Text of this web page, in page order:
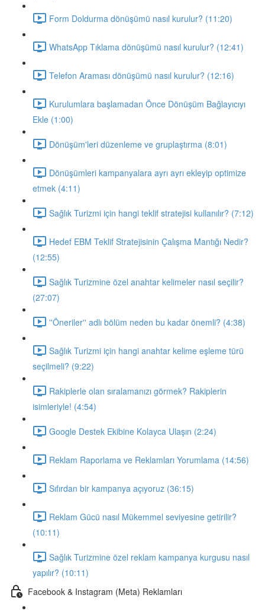
Form Doldurma dönüşümü nasıl kurulur? (11:20)
WhatsApp Tıklama dönüşümü nasıl kurulur? (12:41)
Telefon Araması dönüşümü nasıl kurulur? (12:16)
Kurulumlara başlamadan Önce Dönüşüm Bağlayıcıyı
Ekle (1:00)
Dönüşüm'leri düzenleme ve gruplaştırma (8:01)
Dönüşümleri kampanyalara ayrı ayrı ekleyip optimize
etmek (4:11)
Sağlık Turizmi için hangi teklif stratejisi kullanılır? (7:12)
Hedef EBM Teklif Stratejisinin Çalışma Mantığı Nedir?
(12:55)
Sağlık Turizmine özel anahtar kelimeler nasıl seçilir?
(27:07)
''Öneriler'' adlı bölüm neden bu kadar önemli? (4:38)
Sağlık Turizmi için hangi anahtar kelime eşleme türü
seçilmeli? (9:22)
Rakiplerle olan sıralamanızı görmek? Rakiplerin
isimleriyle! (4:54)
Google Destek Ekibine Kolayca Ulaşın (2:24)
Reklam Raporlama ve Reklamları Yorumlama (14:56)
Sıfırdan bir kampanya açıyoruz (36:15)
Reklam Gücü nasıl Mükemmel seviyesine getirilir?
(10:11)
Sağlık Turizmine özel reklam kampanya kurgusu nasıl
yapılır? (10:11)
Facebook & Instagram (Meta) Reklamları